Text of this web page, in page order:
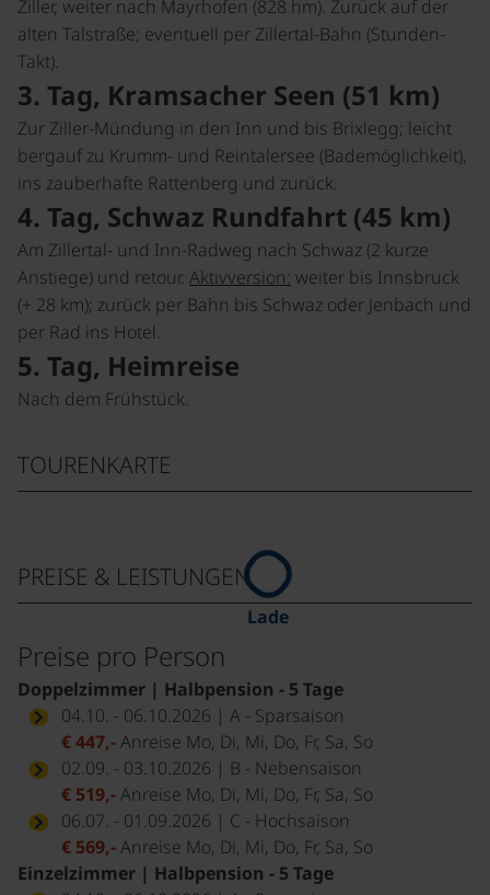
Ziller, weiter nach Mayrhofen (828 hm). Zurück auf der
alten Talstraße; eventuell per Zillertal-Bahn (Stunden-
Takt).
3. Tag, Kramsacher Seen (51 km)
Zur Ziller-Mündung in den Inn und bis Brixlegg; leicht
bergauf zu Krumm- und Reintalersee (Bademöglichkeit),
ins zauberhafte Rattenberg und zurück.
4. Tag, Schwaz Rundfahrt (45 km)
Am Zillertal- und Inn-Radweg nach Schwaz (2 kurze
Anstiege) und retour. Aktivversion: weiter bis Innsbruck
(+ 28 km); zurück per Bahn bis Schwaz oder Jenbach und
per Rad ins Hotel.
5. Tag, Heimreise
Nach dem Frühstück.
TOURENKARTE
Lade
PREISE & LEISTUNGEN
Preise pro Person
Doppelzimmer | Halbpension - 5 Tage
04.10. - 06.10.2026 | A - Sparsaison
€ 447,-Anreise Mo, Di, Mi, Do, Fr, Sa, So
02.09. - 03.10.2026 | B - Nebensaison
€ 519,-Anreise Mo, Di, Mi, Do, Fr, Sa, So
06.07. - 01.09.2026 | C - Hochsaison
€ 569,-Anreise Mo, Di, Mi, Do, Fr, Sa, So
Einzelzimmer | Halbpension - 5 Tage